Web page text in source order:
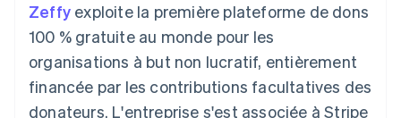
optimisée
Link
Paiements
accélérés
Financial
Connections
Comptes
Entreprises d'IA
Économie des
créateurs
Jeux
Hôtellerie, voyages et
loisirs
Assurance
Ressources
Intégrations
d'applications
Contact
Contacter notre équipe
Zeffy exploite la première plateforme de dons
100 % gratuite au monde pour les
organisations à but non lucratif, entièrement
financée par les contributions facultatives des
donateurs. L'entreprise s'est associée à Stripe